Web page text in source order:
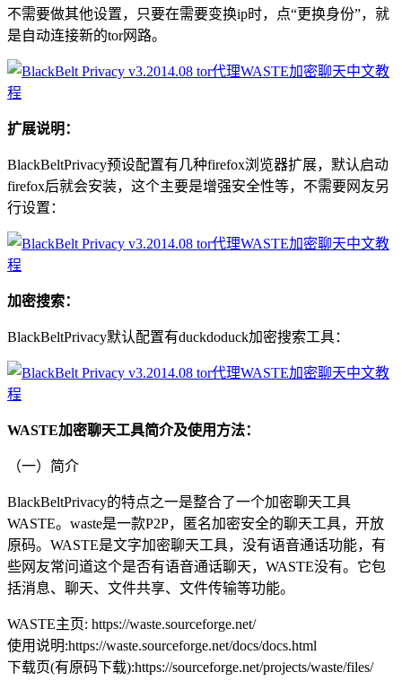
不需要做其他设置，只要在需要变换ip时，点“更换身份”，就
是自动连接新的tor网路。
扩展说明：
BlackBeltPrivacy预设配置有几种firefox浏览器扩展，默认启动
firefox后就会安装，这个主要是增强安全性等，不需要网友另
行设置：
加密搜索：
BlackBeltPrivacy默认配置有duckdoduck加密搜索工具：
WASTE加密聊天工具简介及使用方法：
（一）简介
BlackBeltPrivacy的特点之一是整合了一个加密聊天工具
WASTE。waste是一款P2P，匿名加密安全的聊天工具，开放
原码。WASTE是文字加密聊天工具，没有语音通话功能，有
些网友常问道这个是否有语音通话聊天，WASTE没有。它包
括消息、聊天、文件共享、文件传输等功能。
WASTE主页: https://waste.sourceforge.net/
使用说明:https://waste.sourceforge.net/docs/docs.html
下载页(有原码下载):https://sourceforge.net/projects/waste/files/